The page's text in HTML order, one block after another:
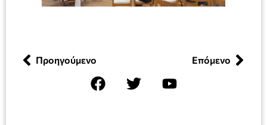
Προηγούμενο Επόμενο